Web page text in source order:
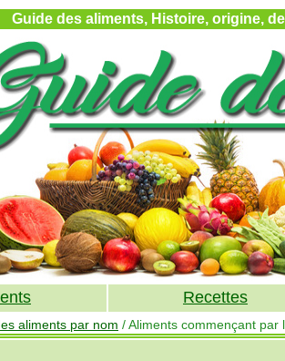
Guide des aliments, Histoire, origine,
Recettes
aliments par nom / Aliments commençant par